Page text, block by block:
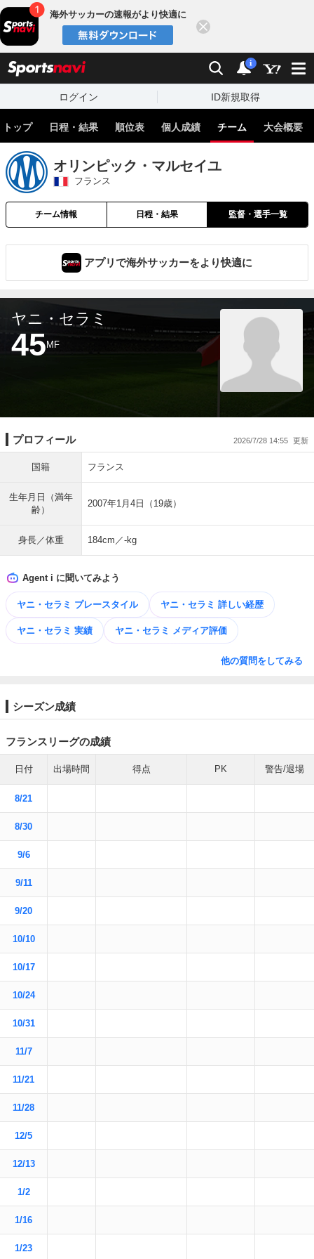
海外サッカーの速報がより快適に
検索 通知
i
ログイン ID新規取得
トップ 日程・結果 順位表 個人成績 チーム 大会概要
オリンピック・マルセイユ
フランス
チーム情報 日程・結果 監督・選手一覧
アプリで海外サッカーをより快適に
ヤニ・セラミ
45 MF
プロフィール 2026/7/28 14:55
国籍 フランス
生年月日（満年
齢）
2007年1月4日（19歳）
身長／体重 184cm／-kg
Agent i に聞いてみよう
ヤニ・セラミ プレースタイル ヤニ・セラミ 詳しい経歴
ヤニ・セラミ 実績 ヤニ・セラミ メディア評価
他の質問をしてみる
シーズン成績
フランスリーグの成績
日付 出場時間 得点 PK 警告/退場
8/21
8/30
9/6
9/11
9/20
10/10
10/17
10/24
10/31
11/7
11/21
11/28
12/5
12/13
1/2
1/16
1/23